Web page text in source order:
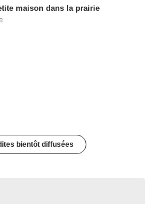
maison dans la prairie
bientôt diffusées